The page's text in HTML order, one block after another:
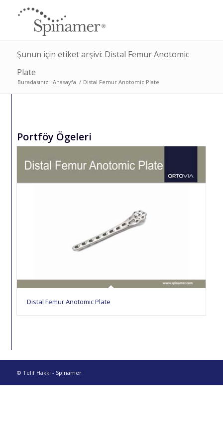
Şunun için etiket arşivi: Distal Femur Anotomic
Plate
Buradasınız: Anasayfa / Distal Femur Anotomic Plate
Portföy Ögeleri
Distal Femur Anotomic Plate
© Telif Hakkı - Spinamer